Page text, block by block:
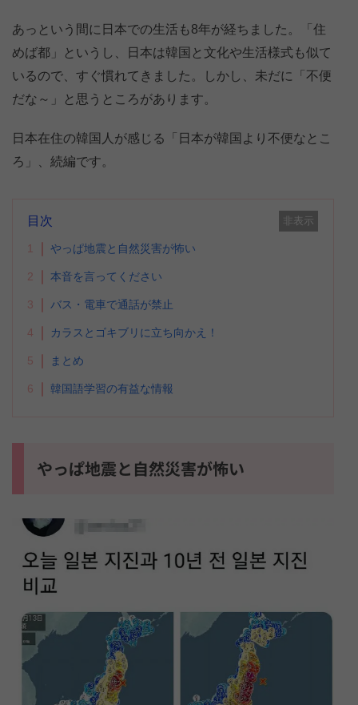
あっという間に日本での生活も8年が経ちました。「住
めば都」というし、日本は韓国と文化や生活様式も似て
いるので、すぐ慣れてきました。しかし、未だに「不便
だな～」と思うところがあります。
日本在住の韓国人が感じる「日本が韓国より不便なとこ
ろ」、続編です。
目次 非表示
1 やっぱ地震と自然災害が怖い
2 本音を言ってください
3 バス・電車で通話が禁止
4 カラスとゴキブリに立ち向かえ！
5 まとめ
6 韓国語学習の有益な情報
やっぱ地震と自然災害が怖い